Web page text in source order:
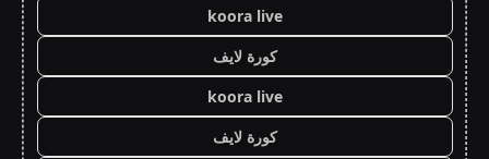
koora live
كورة لايف
koora live
كورة لايف